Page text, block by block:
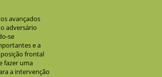
avançados
adversário
se
e a
frontal
fazer uma
a intervenção